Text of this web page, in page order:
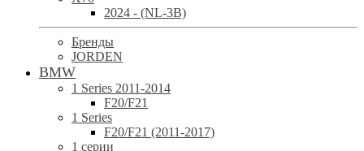
2024 - (NL-3B)
Бренды
JORDEN
BMW
1 Series 2011-2014
F20/F21
1 Series
F20/F21 (2011-2017)
1 серии